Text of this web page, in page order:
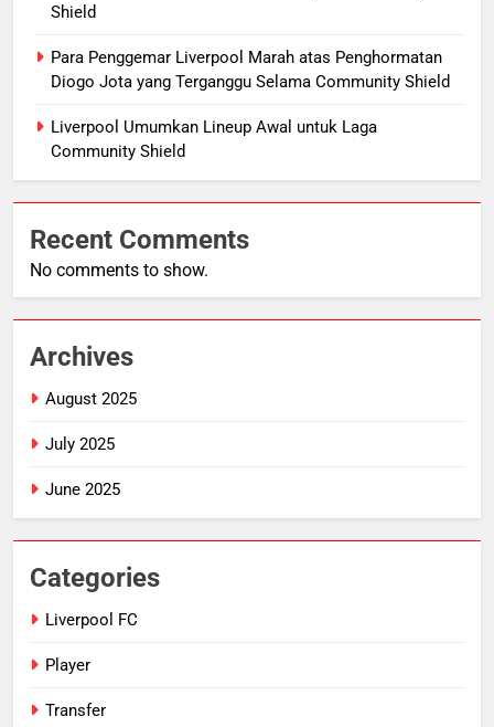
Shield
Para Penggemar Liverpool Marah atas Penghormatan
Diogo Jota yang Terganggu Selama Community Shield
Liverpool Umumkan Lineup Awal untuk Laga
Community Shield
Recent Comments
No comments to show.
Archives
August 2025
July 2025
June 2025
Categories
Liverpool FC
Player
Transfer